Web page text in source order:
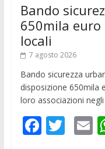
Bando
650mila euro
locali
7 agosto 2026
Bando sicurezza
disposizione 650mila
loro associazioni negli
F T E